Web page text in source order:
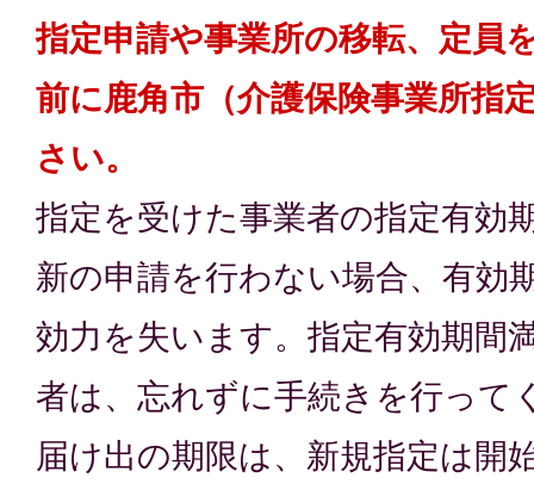
指定申請や事業所の移転、定員
前に鹿角市（介護保険事業所指
さい。
指定を受けた事業者の指定有効
新の申請を行わない場合、有効
効力を失います。指定有効期間
者は、忘れずに手続きを行って
届け出の期限は、新規指定は開